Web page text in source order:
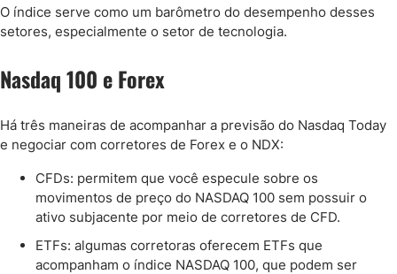
O índice serve como um barômetro do desempenho desses
setores, especialmente o setor de tecnologia.
Nasdaq 100 e Forex
Há três maneiras de acompanhar a previsão do Nasdaq Today
e negociar com corretores de Forex e o NDX:
CFDs: permitem que você especule sobre os
movimentos de preço do NASDAQ 100 sem possuir o
ativo subjacente por meio de corretores de CFD.
ETFs: algumas corretoras oferecem ETFs que
acompanham o índice NASDAQ 100, que podem ser